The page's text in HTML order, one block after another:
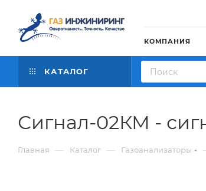
КОМПАНИЯ
КАТАЛОГ
Сигнал-02КМ -
Главная — Каталог — Газоанализаторы